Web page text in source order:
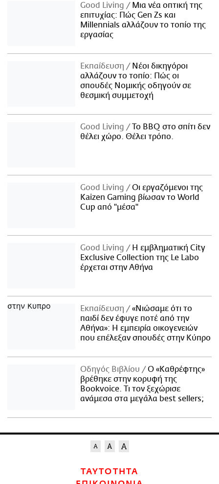
Good Living
Μια νέα οπτική της
επιτυχίας: Πώς Gen Zs και
Millennials αλλάζουν το τοπίο της
εργασίας
Εκπαίδευση
Νέοι δικηγόροι
αλλάζουν το τοπίο: Πώς οι
σπουδές Νομικής οδηγούν σε
θεσμική συμμετοχή
Good Living
Το BBQ στο σπίτι δεν
θέλει χώρο. Θέλει τρόπο.
Good Living
Οι εργαζόμενοι της
Kaizen Gaming βίωσαν το World
Cup από "μέσα"
Good Living
Η εμβληματική City
Exclusive Collection της Le Labo
έρχεται στην Αθήνα
Εκπαίδευση
«Νιώσαμε ότι το
παιδί δεν έφυγε ποτέ από την
Αθήνα»: Η εμπειρία οικογενειών
που επέλεξαν σπουδές στην Κύπρο
Οδηγός Βιβλίου
Ο «Καθρέφτης»
βρέθηκε στην κορυφή της
Bookvoice. Τι τον ξεχώρισε
ανάμεσα στα μεγάλα best sellers;
ΤΑΥΤΟΤΗΤΑ